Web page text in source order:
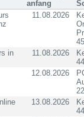
anfang
11.08.2026
in
11.08.2026
12.08.2026
13.08.2026